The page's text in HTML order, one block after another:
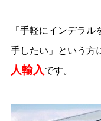
「手軽にインデラ
手したい」という方
人輸入です。